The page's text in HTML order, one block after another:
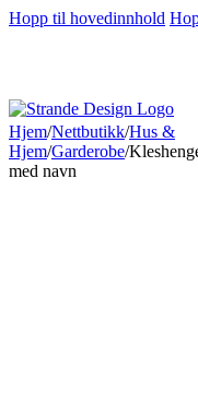
Hopp til hovedinnhold
Hjem/Nettbutikk/Hus &
Hjem/Garderobe/
med navn